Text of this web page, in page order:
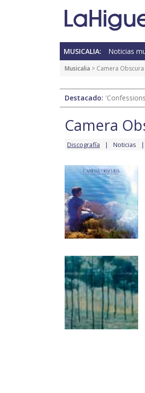
MUSICALIA: Noticias
Musicalia > Camera Obscura
Destacado:
Camera
Discografía Noticias